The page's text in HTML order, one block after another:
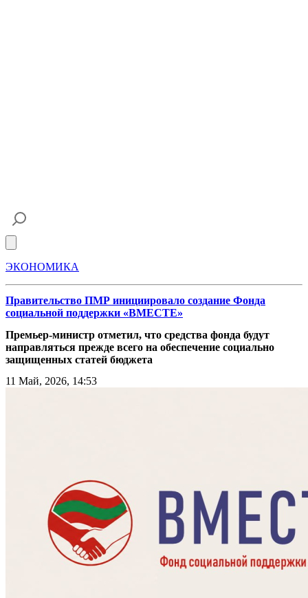
ЭКОНОМИКА
Правительство ПМР инициировало создание Фонда
социальной поддержки «ВМЕСТЕ»
Премьер-министр отметил, что средства фонда будут
направляться прежде всего на обеспечение социально
защищенных статей бюджета
11 Май, 2026, 14:53